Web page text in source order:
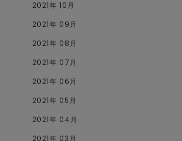
2021年 10月
2021年 09月
2021年 08月
2021年 07月
2021年 06月
2021年 05月
2021年 04月
2021年 03月